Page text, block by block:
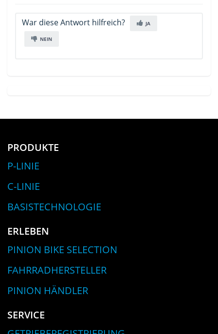
War diese Antwort hilfreich? JA
NEIN
PRODUKTE
P-LINIE
C-LINIE
BASISTECHNOLOGIE
ERLEBEN
PINION BIKE SELECTION
FAHRRADHERSTELLER
PINION HÄNDLER
SERVICE